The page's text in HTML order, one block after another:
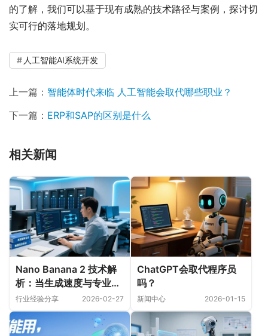
的了解，我们可以基于现有成熟的技术路径与案例，探讨切
实可行的落地规划。
人工智能AI系统开发
上一篇： 智能体时代来临 人工智能会取代哪些职业？
下一篇： ERP和SAP的区别是什么
相关新闻
Nano Banana 2 技术解
析：当生成速度与专业画
质不再需要二选一
行业经验分享 2026-02-27
ChatGPT会取代程序员
吗？
新闻中心 2026-01-15